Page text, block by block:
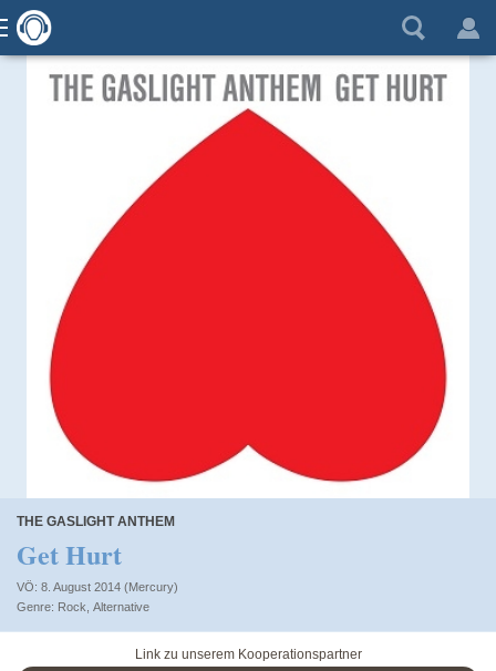
THE GASLIGHT ANTHEM
Get Hurt
VÖ: 8. August 2014 (Mercury)
Rock Alternative
Link zu unserem Kooperationspartner